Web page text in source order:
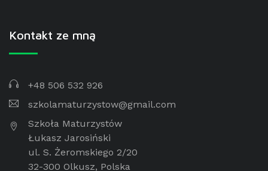
Kontakt ze mną
+48 506 532 926
szkolamaturzystow@gmail.com
Szkoła Maturzystów
Łukasz Jarosiński
ul. S. Żeromskiego 2/20
32-300 Olkusz, Polska